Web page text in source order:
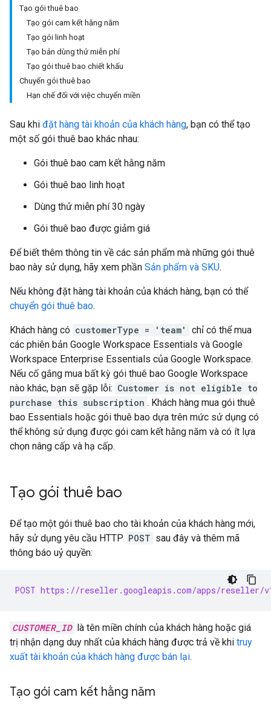
Tạo gói thuê bao
Tạo gói cam kết hằng năm
Tạo gói linh hoạt
Tạo bản dùng thử miễn phí
Tạo gói thuê bao chiết khấu
Chuyển gói thuê bao
Hạn chế đối với việc chuyển miền
Sau khi đặt hàng tài khoản của khách hàng, bạn có thể tạo
một số gói thuê bao khác nhau:
Gói thuê bao cam kết hằng năm
Gói thuê bao linh hoạt
Dùng thử miễn phí 30 ngày
Gói thuê bao được giảm giá
Để biết thêm thông tin về các sản phẩm mà những gói thuê
bao này sử dụng, hãy xem phần Sản phẩm và SKU.
Nếu không đặt hàng tài khoản của khách hàng, bạn có thể
chuyển gói thuê bao.
Khách hàng có customerType = 'team'
chỉ có thể mua
các phiên bản Google Workspace Essentials và Google
Workspace Enterprise Essentials của Google Workspace.
Nếu cố gắng mua bất kỳ gói thuê bao Google Workspace
nào khác, bạn sẽ gặp lỗi: Customer is not eligible to
purchase this subscription . Khách hàng mua gói thuê
bao Essentials hoặc gói thuê bao dựa trên mức sử dụng có
thể không sử dụng được gói cam kết hằng năm và có ít lựa
chọn nâng cấp và hạ cấp.
Tạo gói thuê bao
Để tạo một gói thuê bao cho tài khoản của khách hàng mới,
hãy sử dụng yêu cầu HTTP POST sau đây và thêm mã
thông báo uỷ quyền:
POST https://reseller.googleapis.com/apps/reseller/
CUSTOMER_ID là tên miền chính của khách hàng hoặc giá
trị nhận dạng duy nhất của khách hàng được trả về khi truy
xuất tài khoản của khách hàng được bán lại.
Tạo gói cam kết hằng năm